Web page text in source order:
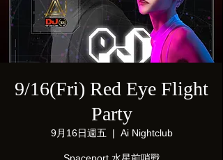
9/16(Fri) Red Eye Flight
Party
9月16日週五
  |
Ai Nightclub